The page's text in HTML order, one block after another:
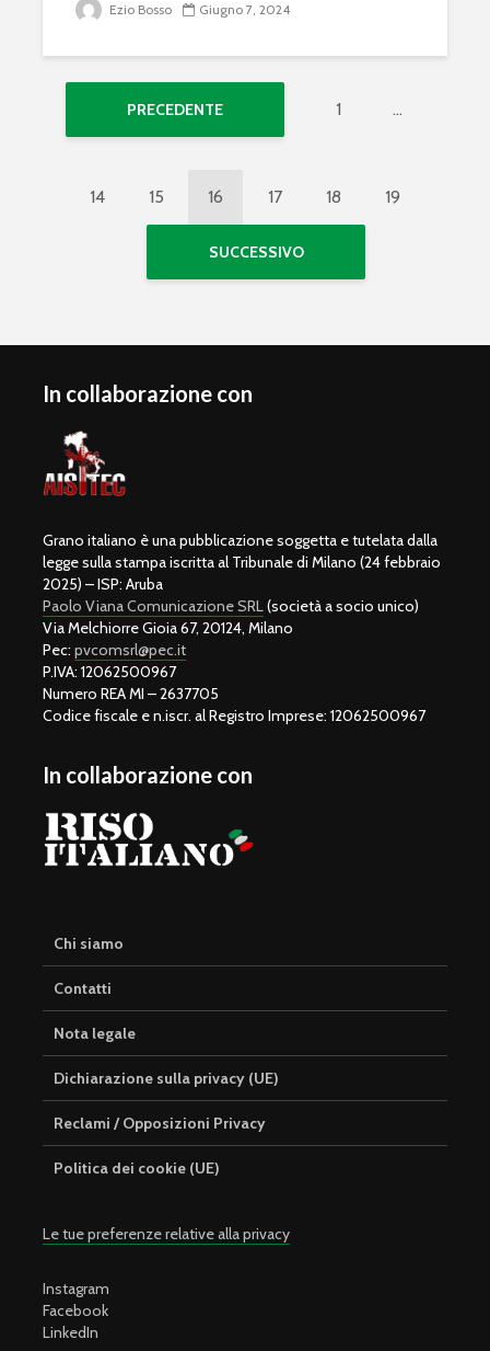
Ezio Bosso Giugno 7, 2024
PRECEDENTE 1 …
14 15 16 17 18 19
SUCCESSIVO
In collaborazione con
Grano italiano è una pubblicazione soggetta e tutelata dalla
legge sulla stampa iscritta al Tribunale di Milano (24 febbraio
2025) – ISP: Aruba
Paolo Viana Comunicazione SRL(società a socio unico)
Via Melchiorre Gioia 67, 20124, Milano
Pec: pvcomsrl@pec.it
P.IVA: 12062500967
Numero REA MI – 2637705
Codice fiscale e n.iscr. al Registro Imprese: 12062500967
In collaborazione con
Chi siamo
Contatti
Nota legale
Dichiarazione sulla privacy (UE)
Reclami / Opposizioni Privacy
Politica dei cookie (UE)
Le tue preferenze relative alla privacy
Instagram
Facebook
LinkedIn